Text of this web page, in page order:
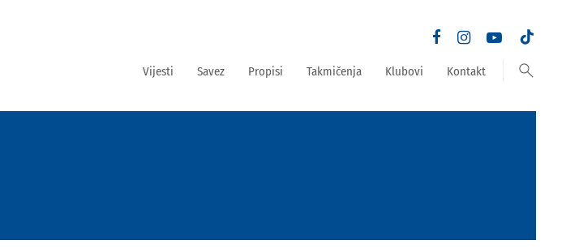
Vijesti Savez Propisi Takmičenja Klubovi Kontakt search